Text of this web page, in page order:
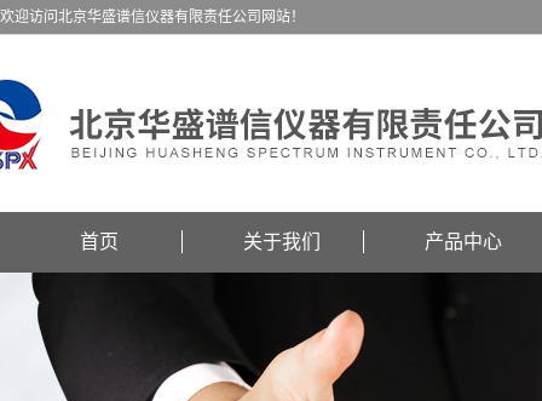
欢迎访问北京华盛谱信仪器有限责任公司网站！
首页 关于我们 产品中心